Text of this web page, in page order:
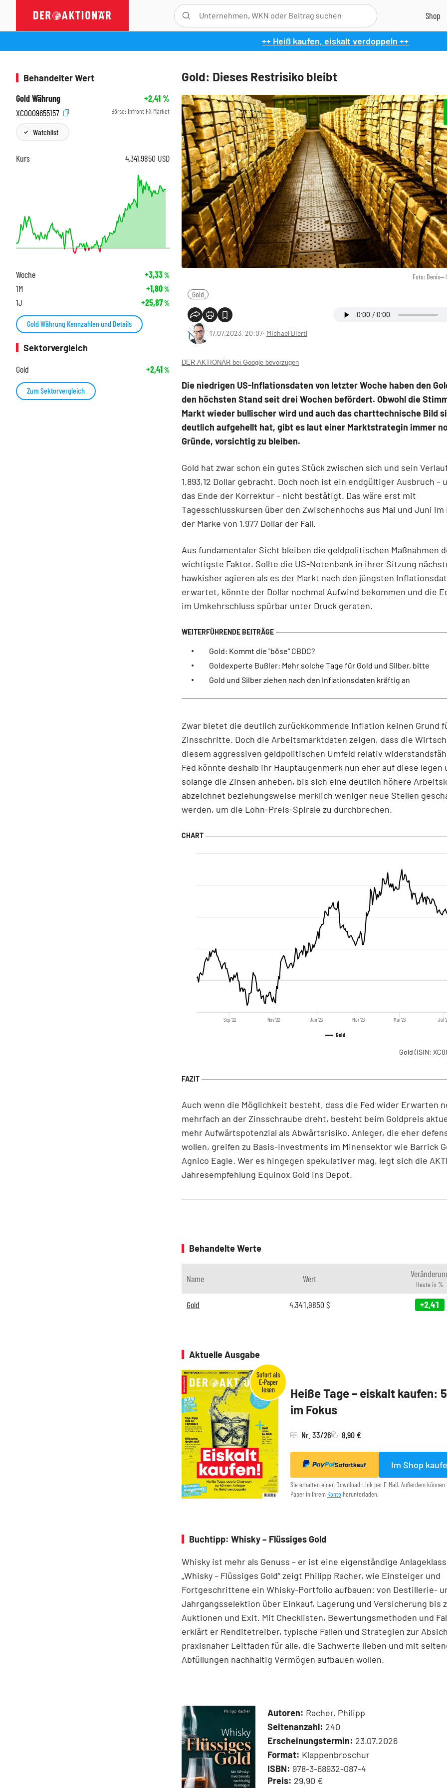
++ Heiß kaufen, eiskalt verdoppeln ++
Gold: Dieses Restrisiko bleibt
Foto:
Gold
17.07.2023, 20:07‧ Michael Diertl
DER AKTIONÄR bei Google bevorzugen
Die niedrigen US-Inflationsdaten von letzter Woche haben den
den höchsten Stand seit drei Wochen befördert. Obwohl die
Markt wieder bullischer wird und auch das charttechnische Bild
deutlich aufgehellt hat, gibt es laut einer Marktstrategin immer
Gründe, vorsichtig zu bleiben.
Gold hat zwar schon ein gutes Stück zwischen sich und sein
1.893,12 Dollar gebracht. Doch noch ist ein endgültiger Ausbruch –
das Ende der Korrektur – nicht bestätigt. Das wäre erst mit
Tagesschlusskursen über den Zwischenhochs aus Mai und Juni im
der Marke von 1.977 Dollar der Fall.
Aus fundamentaler Sicht bleiben die geldpolitischen Maßnahmen
wichtigste Faktor. Sollte die US-Notenbank in ihrer Sitzung
hawkisher agieren als es der Markt nach den jüngsten
erwartet, könnte der Dollar nochmal Aufwind bekommen und die
im Umkehrschluss spürbar unter Druck geraten.
Gold: Kommt die "böse" CBDC?
Goldexperte Bußler: Mehr solche Tage für Gold und Silber, bitte
Gold und Silber ziehen nach den Inflationsdaten kräftig an
Zwar bietet die deutlich zurückkommende Inflation keinen Grund
Zinsschritte. Doch die Arbeitsmarktdaten zeigen, dass die
diesem aggressiven geldpolitischen Umfeld relativ
Fed könnte deshalb ihr Hauptaugenmerk nun eher auf diese legen
solange die Zinsen anheben, bis sich eine deutlich höhere
abzeichnet beziehungsweise merklich weniger neue Stellen
werden, um die Lohn-Preis-Spirale zu durchbrechen.
Gold
Sep '22 Nov '22 Jan '23 Mär '23 Mai '23 Jul
Gold (ISIN:
Auch wenn die Möglichkeit besteht, dass die Fed wider Erwarten
mehrfach an der Zinsschraube dreht, besteht beim Goldpreis
mehr Aufwärtspotenzial als Abwärtsrisiko. Anleger, die eher
wollen, greifen zu Basis-Investments im Minensektor wie Barrick
Agnico Eagle. Wer es hingegen spekulativer mag, legt sich die
Jahresempfehlung Equinox Gold ins Depot.
Behandelte Werte
Name Wert
Heute in %
Gold 4.341,9850 $ +2,41
Aktuelle Ausgabe
Heiße Tage – eiskalt kaufen:
im Fokus
Nr. 33/26 8,90 €
Sofortkauf Im Shop
Sie erhalten einen Download-Link per E-Mail. Außerdem
Paper in Ihrem Konto herunterladen.
Buchtipp: Whisky – Flüssiges Gold
Whisky ist mehr als Genuss – er ist eine eigenständige
„Whisky – Flüssiges Gold“ zeigt Philipp Racher, wie Einsteiger und
Fortgeschrittene ein Whisky-Portfolio aufbauen: von Destillerie-
Jahrgangsselektion über Einkauf, Lagerung und Versicherung bis
Auktionen und Exit. Mit Checklisten, Bewertungsmethoden und
erklärt er Renditetreiber, typische Fallen und Strategien zur
praxisnaher Leitfaden für alle, die Sachwerte lieben und mit
Abfüllungen nachhaltig Vermögen aufbauen wollen.
Autoren: Racher, Philipp
Seitenanzahl: 240
Erscheinungstermin: 23.07.2026
Format: Klappenbroschur
ISBN: 978-3-68932-087-4
Preis: 29,90 €
Behandelter Wert
Gold Währung
+2,41%
XC0009655157
Börse: Infront FX Market
Watchlist
Kurs 4.341,9850 USD
Woche +3,33%
1M +1,80%
1J +25,87%
Gold Währung Kennzahlen und Details
Sektorvergleich
Gold
+2,41%
Zum Sektorvergleich